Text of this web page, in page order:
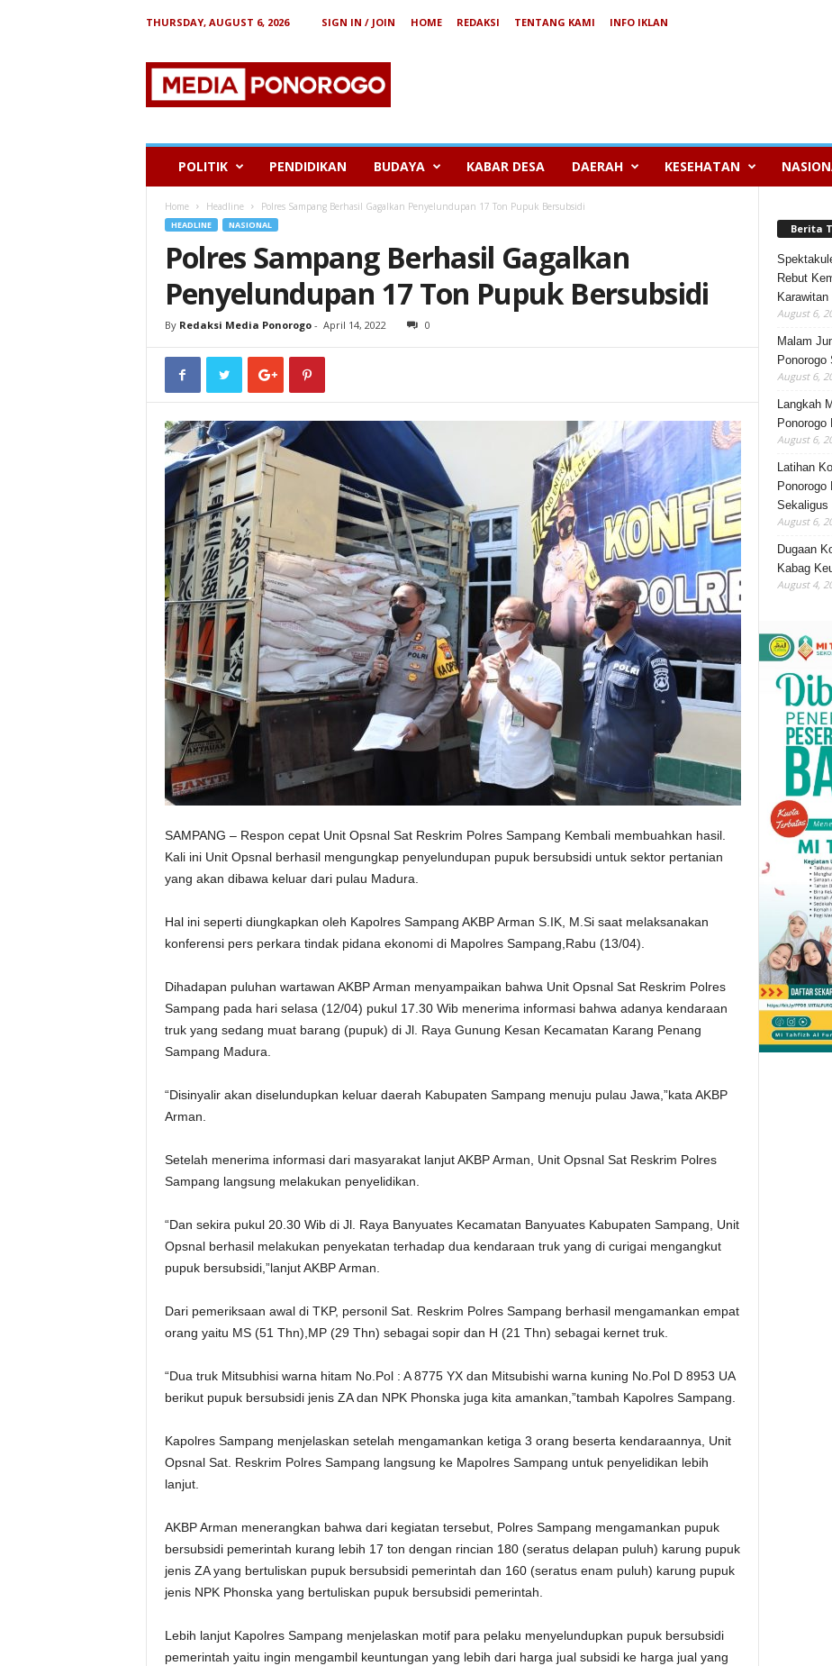
THURSDAY, AUGUST 6, 2026 SIGN IN / JOIN HOME REDAKSI TENTANG KAMI
INFO IKLAN
e
POLITIK PENDIDIKAN BUDAYA KABAR DESA DAERAH KESEHATAN
Home Headline Polres Sampang Berhasil Gagalkan Penyelundupan 17 Ton Pupuk Bersubsidi
HEADLINE NASIONAL
Polres Sampang Berhasil Gagalkan
Penyelundupan 17 Ton Pupuk Bersubsidi
By Redaksi Media Ponorogo- April 14, 2022 0
SAMPANG – Respon cepat Unit Opsnal Sat Reskrim Polres Sampang Kembali membuahkan hasil.
Kali ini Unit Opsnal berhasil mengungkap penyelundupan pupuk bersubsidi untuk sektor pertanian
yang akan dibawa keluar dari pulau Madura.
Hal ini seperti diungkapkan oleh Kapolres Sampang AKBP Arman S.IK, M.Si saat melaksanakan
konferensi pers perkara tindak pidana ekonomi di Mapolres Sampang,Rabu (13/04).
Dihadapan puluhan wartawan AKBP Arman menyampaikan bahwa Unit Opsnal Sat Reskrim Polres
Sampang pada hari selasa (12/04) pukul 17.30 Wib menerima informasi bahwa adanya kendaraan
truk yang sedang muat barang (pupuk) di Jl. Raya Gunung Kesan Kecamatan Karang Penang
Sampang Madura.
“Disinyalir akan diselundupkan keluar daerah Kabupaten Sampang menuju pulau Jawa,”kata AKBP
Arman.
Setelah menerima informasi dari masyarakat lanjut AKBP Arman, Unit Opsnal Sat Reskrim Polres
Sampang langsung melakukan penyelidikan.
“Dan sekira pukul 20.30 Wib di Jl. Raya Banyuates Kecamatan Banyuates Kabupaten Sampang, Unit
Opsnal berhasil melakukan penyekatan terhadap dua kendaraan truk yang di curigai mengangkut
pupuk bersubsidi,”lanjut AKBP Arman.
Dari pemeriksaan awal di TKP, personil Sat. Reskrim Polres Sampang berhasil mengamankan empat
orang yaitu MS (51 Thn),MP (29 Thn) sebagai sopir dan H (21 Thn) sebagai kernet truk.
“Dua truk Mitsubhisi warna hitam No.Pol : A 8775 YX dan Mitsubishi warna kuning No.Pol D 8953 UA
berikut pupuk bersubsidi jenis ZA dan NPK Phonska juga kita amankan,”tambah Kapolres Sampang.
Kapolres Sampang menjelaskan setelah mengamankan ketiga 3 orang beserta kendaraannya, Unit
Opsnal Sat. Reskrim Polres Sampang langsung ke Mapolres Sampang untuk penyelidikan lebih
lanjut.
AKBP Arman menerangkan bahwa dari kegiatan tersebut, Polres Sampang mengamankan pupuk
bersubsidi pemerintah kurang lebih 17 ton dengan rincian 180 (seratus delapan puluh) karung pupuk
jenis ZA yang bertuliskan pupuk bersubsidi pemerintah dan 160 (seratus enam puluh) karung pupuk
jenis NPK Phonska yang bertuliskan pupuk bersubsidi pemerintah.
Lebih lanjut Kapolres Sampang menjelaskan motif para pelaku menyelundupkan pupuk bersubsidi
pemerintah yaitu ingin mengambil keuntungan yang lebih dari harga jual subsidi ke harga jual yang
Berita
Rebut
August 6,
Malam
August 6,
Langkah
August 6,
Latihan
Sekaligus
August 6,
Dugaan
Kabag
August 4,